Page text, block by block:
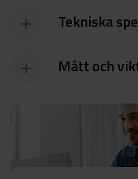
Tekniska
Mått och